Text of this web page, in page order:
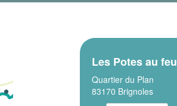
Les Potes au feu
Quartier du Plan
83170 Brignoles